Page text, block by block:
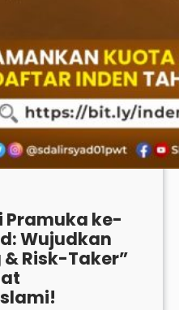
Pramuka ke-
Wujudkan
& Risk-Taker”